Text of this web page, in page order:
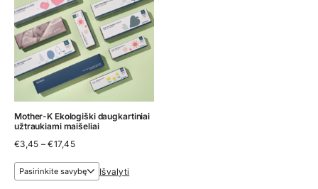
Mother-K Ekologiški daugkartiniai
užtraukiami maišeliai
€3,45 – €17,45Price
€3,45
throughIšvalyti